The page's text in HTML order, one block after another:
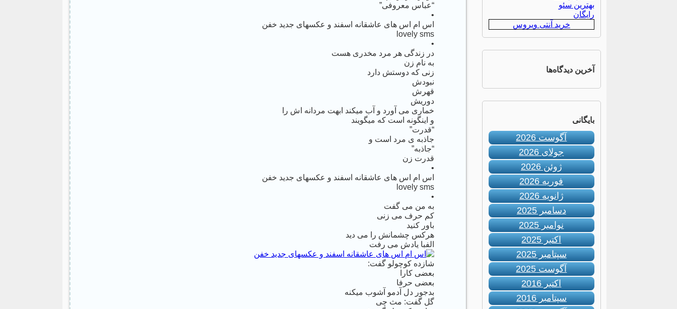
“عباس معروفی”
•
اس ام اس های عاشقانه اسفند و عکسهای جدید خفن
lovely sms
•
در زندگی هر مرد مخدری هست
به نام زن
زنی که دوستش دارد
نبودش
قهرش
دوریش
خماری می آورد و آب میکند ابهت مردانه اش را
و اینگونه است که میگویند
“قدرت”
جاذبه ی مرد است و
“جاذبه”
قدرت زن
•
اس ام اس های عاشقانه اسفند و عکسهای جدید خفن
lovely sms
•
به من می گفت
کم حرف می زنی
باور کنید
هرکس چشمانش را می دید
الفبا یادش می رفت
شازده کوچولو گفت:
بعضی کارا
بعضی حرفا
بدجور دل آدمو آشوب میکنه
گل گفت: مث چی
بهترین سئو
رایگان
خرید آنتی ویروس
آخرین دیدگاه‌ها
بایگانی
آگوست 2026
جولای 2026
ژوئن 2026
فوریه 2026
ژانویه 2026
دسامبر 2025
نوامبر 2025
اکتبر 2025
سپتامبر 2025
آگوست 2025
اکتبر 2016
سپتامبر 2016